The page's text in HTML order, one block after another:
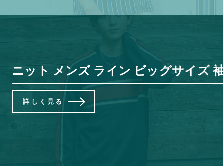
ニット メンズ ライン ビッグサイズ
詳しく見る